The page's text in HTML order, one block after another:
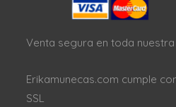
Venta segura en toda nuestra
Erikamunecas.com cumple
SSL